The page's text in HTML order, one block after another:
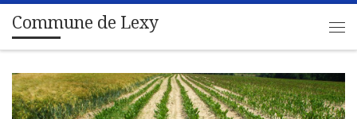
Passer au contenu
Commune de Lexy